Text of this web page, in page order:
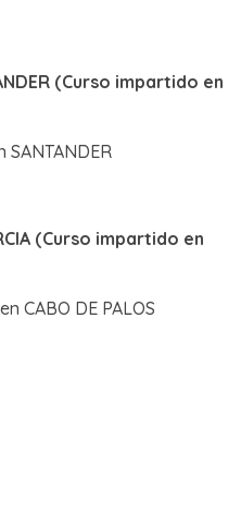
(Curso impartido en
SANTANDER
(Curso impartido en
CABO DE PALOS